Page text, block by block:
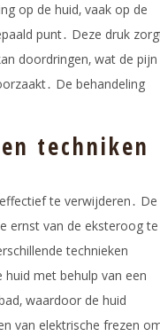
op de huid‚ vaak op de
punt․ Deze druk
doordringen‚ wat de pijn
De behandeling
techniken
te verwijderen․ De
ernst van de eksteroog te
technieken
met behulp van een
waardoor de huid
van elektrische frezen